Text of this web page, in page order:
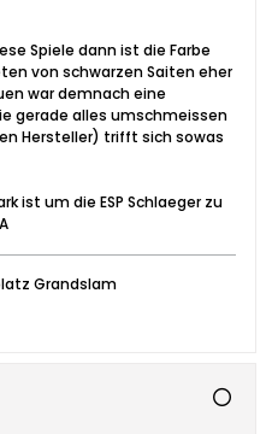
Spiele dann ist die Farbe
von schwarzen Saiten eher
war demnach eine
gerade alles umschmeissen
Hersteller) trifft sich sowas
ist um die ESP Schlaeger zu
Grandslam